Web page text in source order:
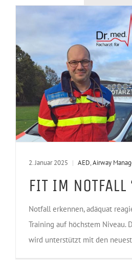
2. Januar 2025 | AED,Airway
FIT IM NOTFALL
Notfall erkennen, adäquat
Training auf höchstem Niveau.
wird unterstützt mit den